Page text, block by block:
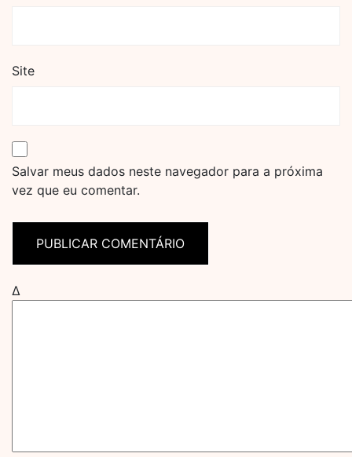
Site
Salvar meus dados neste navegador para a próxima
vez que eu comentar.
Δ